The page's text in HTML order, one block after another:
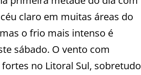
claro em muitas áreas do
o frio mais intenso é
sábado. O vento com
no Litoral Sul, sobretudo